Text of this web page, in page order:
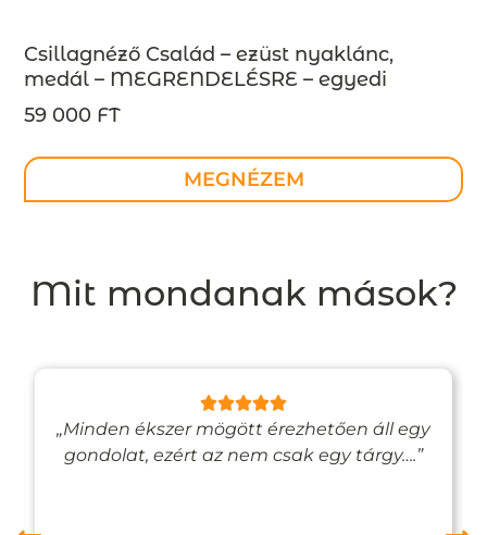
Csillagnéző Család – ezüst nyaklánc,
medál – MEGRENDELÉSRE – egyedi
megrendelés lehetséges
59 000 FT
MEGNÉZEM
Mit mondanak mások?
„Minden ékszer mögött érezhetően áll egy
gondolat, ezért az nem csak egy tárgy….”